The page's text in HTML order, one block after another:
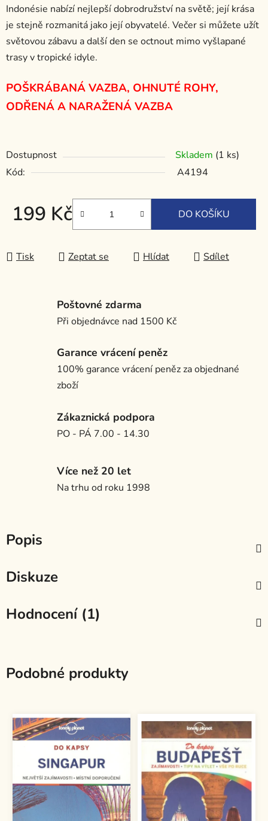
Indonésie nabízí nejlepší dobrodružství na světě; její krása
je stejně rozmanitá jako její obyvatelé. Večer si můžete užít
světovou zábavu a další den se octnout mimo vyšlapané
trasy v tropické idyle.
POŠKRÁBANÁ VAZBA, OHNUTÉ ROHY,
ODŘENÁ A NARAŽENÁ VAZBA
Dostupnost Skladem (1 ks)
Kód:
A4194
199 Kč DO KOŠÍKU
Tisk Zeptat se Hlídat Sdílet
Poštovné zdarma
Při objednávce nad 1500 Kč
Garance vrácení peněz
100% garance vrácení peněz za objednané
zboží
Zákaznická podpora
PO - PÁ 7.00 - 14.30
Více než 20 let
Na trhu od roku 1998
Popis
Diskuze
Hodnocení (1)
Podobné produkty